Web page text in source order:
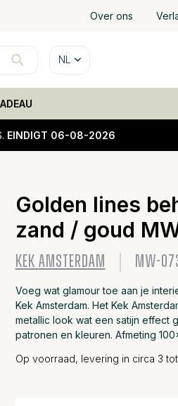
Over ons
NL
EINDIGT 06-08-2026
Golden lines
zand / goud
KEK AMSTERDAM MW-
Voeg wat glamour toe aan je
Kek Amsterdam. Het Kek
metallic look wat een satijn effect
patronen en kleuren. Afmeting
Op voorraad, levering in circa 3